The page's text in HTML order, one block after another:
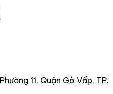
11, Quận Gò Vấp, TP.